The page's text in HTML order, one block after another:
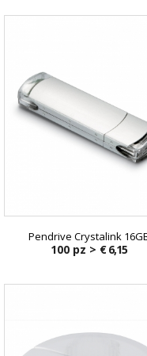
Pendrive Crystalink
100 pz > € 6,15